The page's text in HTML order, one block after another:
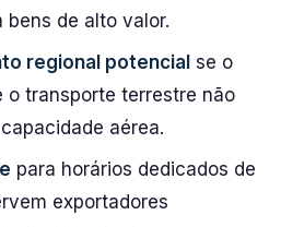
bens de alto valor.
regional potencial se o
o transporte terrestre não
aérea.
para horários dedicados de
exportadores